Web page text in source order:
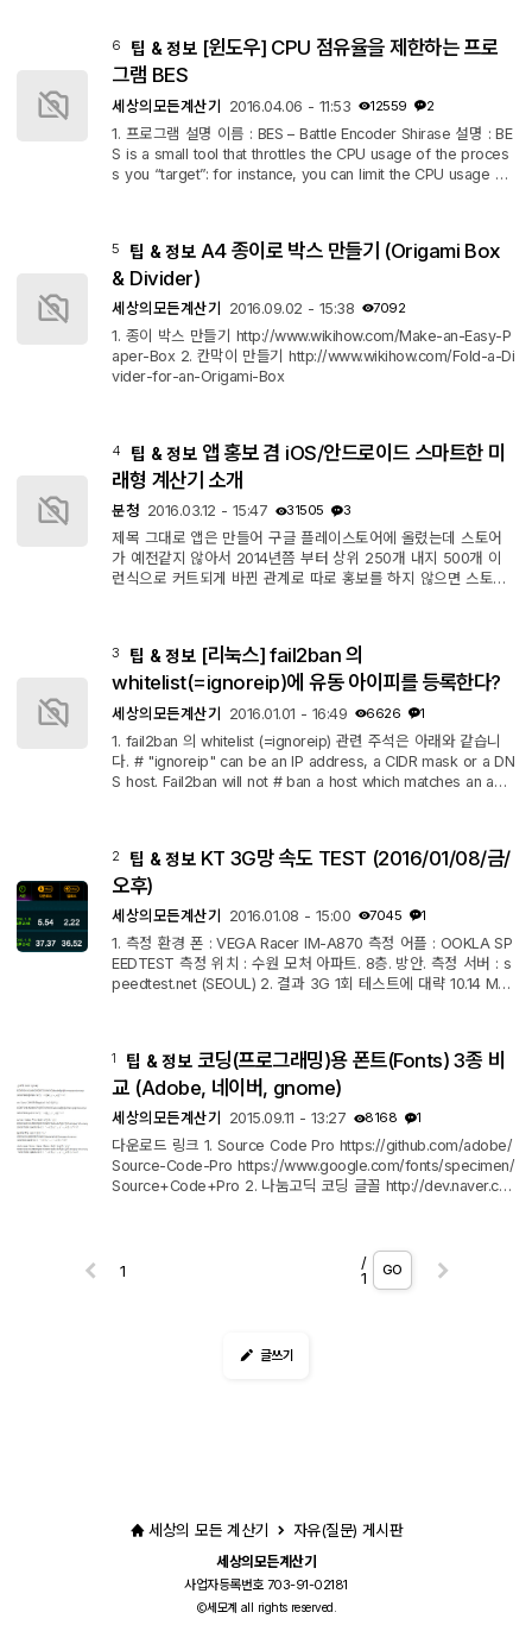
프로그램입니다. tracert 에 ping 기능을 적당하게 짬뽕시켜 놓았
다고 보시면 됩니다. 일단 시간은 좀 오래 걸리는 단점은 있습니
6 팁 & 정보 [윈도우] CPU 점유율을 제한하는 프로
그램 BES
세상의모든계산기 2016.04.06 - 11:53 12559 2
1. 프로그램 설명 이름 : BES – Battle Encoder Shirase 설명 : BE
S is a small tool that throttles the CPU usage of the proces
s you “target”: for instance, you can limit the CPU usage of
he background. (요약 : process 별로 CPU 사용률을 지정해서
낮출 수 있음. 최대 3개 control) 사이트 주소 : http://mion.fairea
5 팁 & 정보 A4 종이로 박스 만들기 (Origami Box
& Divider)
세상의모든계산기 2016.09.02 - 15:38 7092
1. 종이 박스 만들기 http://www.wikihow.com/Make-an-Easy-P
aper-Box 2. 칸막이 만들기 http://www.wikihow.com/Fold-a-Di
vider-for-an-Origami-Box
4 팁 & 정보 앱 홍보 겸 iOS/안드로이드 스마트한 미
래형 계산기 소개
분청 2016.03.12 - 15:47 31505 3
제목 그대로 앱은 만들어 구글 플레이스토어에 올렸는데 스토어
가 예전같지 않아서 2014년쯤 부터 상위 250개 내지 500개 이
런식으로 커트되게 바뀐 관계로 따로 홍보를 하지 않으면 스토어
홍보 방법을 찾아 검색하다 이 사이트가 보여서 홍보겸 해서 글을
올리게 되었습니다. 사실 계산기 앱으로 돈을 대단히 벌 걸로 기대
3 팁 & 정보 [리눅스] fail2ban 의
whitelist(=ignoreip)에 유동 아이피를 등록한다?
세상의모든계산기 2016.01.01 - 16:49 6626 1
1. fail2ban 의 whitelist (=ignoreip) 관련 주석은 아래와 같습니
다. # "ignoreip" can be an IP address, a CIDR mask or a DN
S host. Fail2ban will not # ban a host which matches an add
수로 밴당할까 걱정이 되신다면 DDNS를 지원하는 (sub)Domain
Name에 본인의 유동IP를 할당하고, Domain Name을 ignoreip
2 팁 & 정보 KT 3G망 속도 TEST (2016/01/08/금/
오후)
세상의모든계산기 2016.01.08 - 15:00 7045 1
1. 측정 환경 폰 : VEGA Racer IM-A870 측정 어플 : OOKLA SP
EEDTEST 측정 위치 : 수원 모처 아파트. 8층. 방안. 측정 서버 : s
peedtest.net (SEOUL) 2. 결과 3G 1회 테스트에 대략 10.14 MB
1 팁 & 정보 코딩(프로그래밍)용 폰트(Fonts) 3종 비
교 (Adobe, 네이버, gnome)
세상의모든계산기 2015.09.11 - 13:27 8168 1
다운로드 링크 1. Source Code Pro https://github.com/adobe/
Source-Code-Pro https://www.google.com/fonts/specimen/
Source+Code+Pro 2. 나눔고딕 코딩 글꼴 http://dev.naver.co
/
1
GO
글쓰기
세상의 모든 계산기 자유(질문) 게시판
세상의모든계산기
사업자등록번호 703-91-02181
세모계 all rights reserved.